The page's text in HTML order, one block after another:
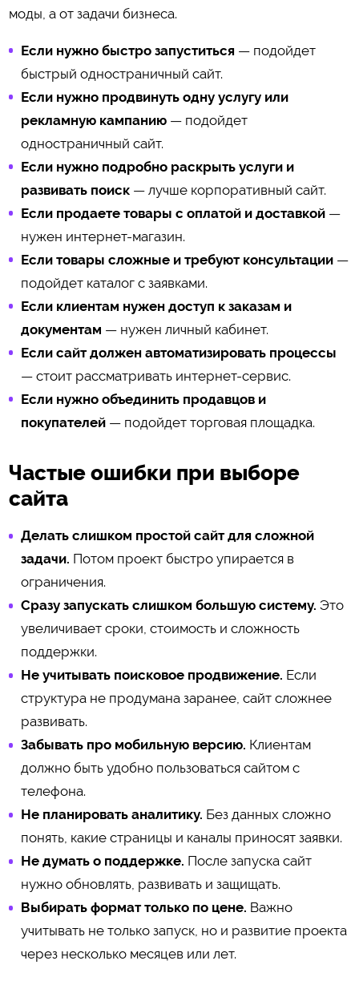
моды, а от задачи бизнеса.
Если нужно быстро запуститься— подойдет
быстрый одностраничный сайт.
Если нужно продвинуть одну услугу или
рекламную кампанию— подойдет
одностраничный сайт.
Если нужно подробно раскрыть услуги и
развивать поиск— лучше корпоративный сайт.
Если продаете товары с оплатой и доставкой—
нужен интернет-магазин.
Если товары сложные и требуют консультации—
подойдет каталог с заявками.
Если клиентам нужен доступ к заказам и
документам — нужен личный кабинет.
Если сайт должен автоматизировать процессы
— стоит рассматривать интернет-сервис.
Если нужно объединить продавцов и
покупателей— подойдет торговая площадка.
Частые ошибки при выборе
сайта
Делать слишком простой сайт для сложной
задачи. Потом проект быстро упирается в
ограничения.
Сразу запускать слишком большую систему. Это
увеличивает сроки, стоимость и сложность
поддержки.
Не учитывать поисковое продвижение. Если
структура не продумана заранее, сайт сложнее
развивать.
Забывать про мобильную версию. Клиентам
должно быть удобно пользоваться сайтом с
телефона.
Не планировать аналитику. Без данных сложно
понять, какие страницы и каналы приносят заявки.
Не думать о поддержке. После запуска сайт
нужно обновлять, развивать и защищать.
Выбирать формат только по цене. Важно
учитывать не только запуск, но и развитие проекта
через несколько месяцев или лет.